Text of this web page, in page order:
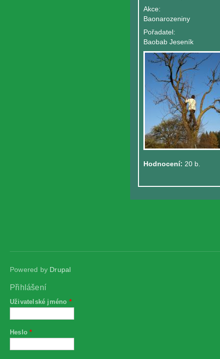
Akce:
Baonarozeniny
Pořadatel:
Baobab Jeseník
Hodnocení: 20 b.
Powered by Drupal
Přihlášení
Uživatelské jméno *
Heslo*